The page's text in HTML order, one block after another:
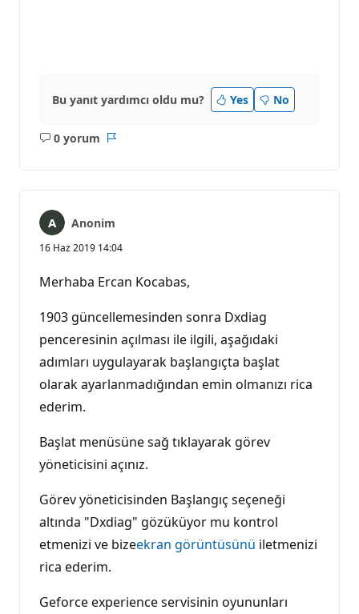
Bu yanıt yardımcı oldu mu? Yes No
0 yorum
Açıklama
Anonim
16 Haz 2019 14:04
Merhaba Ercan Kocabas,
1903 güncellemesinden sonra Dxdiag
penceresinin açılması ile ilgili, aşağıdaki
adımları uygulayarak başlangıçta başlat
olarak ayarlanmadığından emin olmanızı rica
ederim.
Başlat menüsüne sağ tıklayarak görev
yöneticisini açınız.
Görev yöneticisinden Başlangıç seçeneği
altında "Dxdiag" gözüküyor mu kontrol
etmenizi ve bizeekran görüntüsünü iletmenizi
rica ederim.
Geforce experience servisinin oyununları